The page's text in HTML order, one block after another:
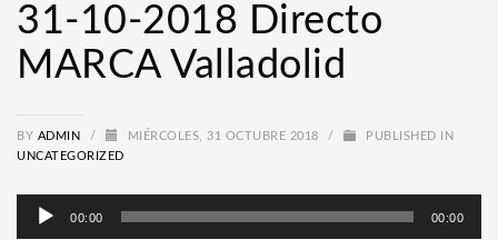
31-10-2018 Directo
MARCA Valladolid
BY ADMIN / MIÉRCOLES, 31 OCTUBRE 2018 /
PUBLISHED IN
UNCATEGORIZED
Reproductor
00:00 00:00